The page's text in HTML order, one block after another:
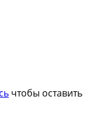
чтобы оставить